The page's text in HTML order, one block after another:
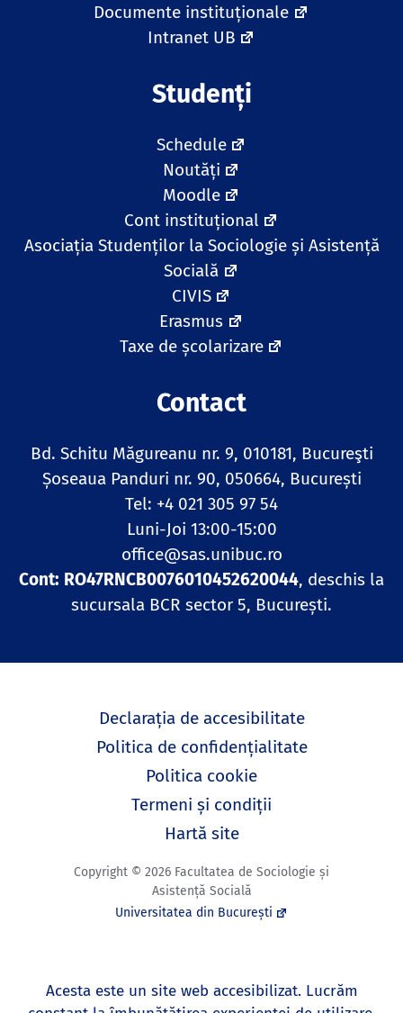
Documente instituționale
Intranet UB
Studenți
Schedule
Noutăți
Moodle
Cont instituțional
Asociația Studenților la Sociologie și Asistență
Socială
CIVIS
Erasmus
Taxe de școlarizare
Contact
Bd. Schitu Măgureanu nr. 9, 010181, Bucureşti
Șoseaua Panduri nr. 90, 050664, București
Tel: +4 021 305 97 54
Luni-Joi 13:00-15:00
office@sas.unibuc.ro
Cont: RO47RNCB0076010452620044, deschis la
sucursala BCR sector 5, București.
Declarația de accesibilitate
Politica de confidențialitate
Politica cookie
Termeni și condiții
Hartă site
Copyright © 2026 Facultatea de Sociologie și
Asistență Socială
Universitatea din București
Acesta este un site web accesibilizat. Lucrăm